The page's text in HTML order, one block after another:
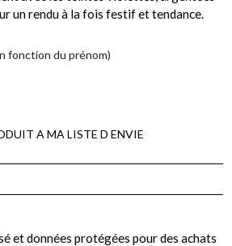
un rendu à la fois festif et tendance.
fonction du prénom)
A MA LISTE D ENVIE
et données protégées pour des achats